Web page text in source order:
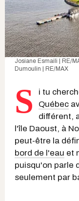
Josiane Esmaili | RE/
Dumoulin | RE/MAX
S i tu
Québec
différent,
l'île Daoust, à
peut-être la
bord de l'eau et
puisqu'on parle
seulement par